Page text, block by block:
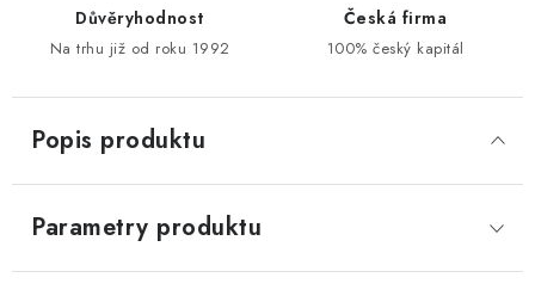
Obchodní podmínky
Kontakty
Naše výhody
Bezpečnostní třídy
Důvěryhodnost
Na trhu již od roku 1992
Česká firma
100% český kapitál
Popis produktu
Parametry produktu